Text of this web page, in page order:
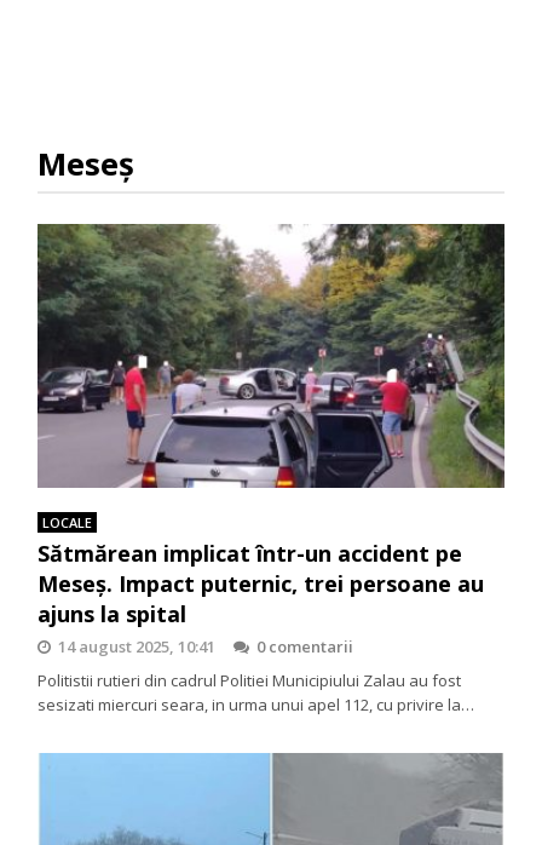
Meseş
LOCALE
Sătmărean implicat într-un accident pe
Meseș. Impact puternic, trei persoane au
ajuns la spital
14 august 2025, 10:41
0 comentarii
Politistii rutieri din cadrul Politiei Municipiului Zalau au fost
sesizati miercuri seara, in urma unui apel 112, cu privire la…